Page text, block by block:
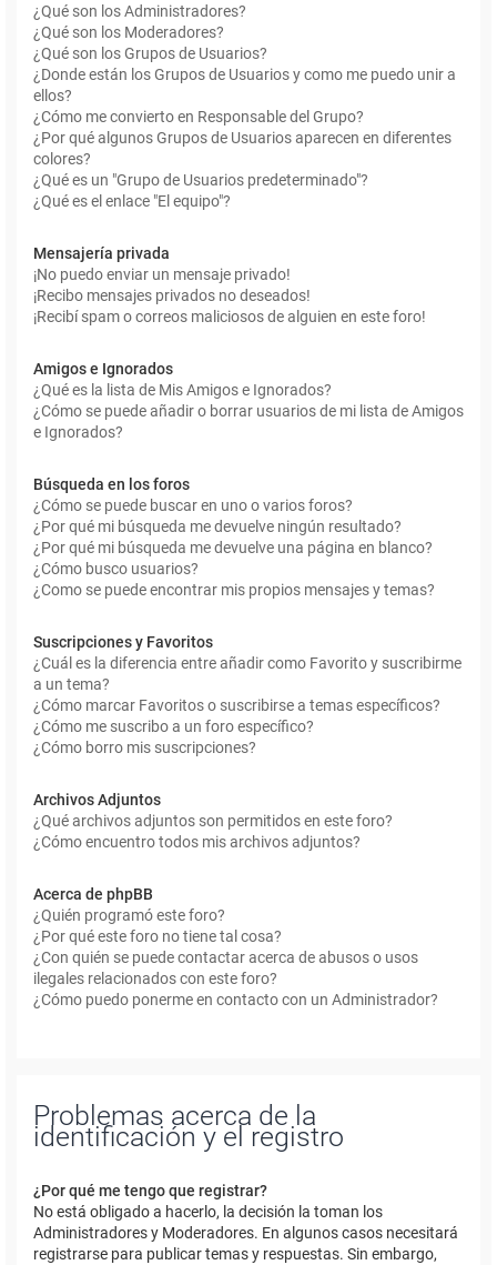
¿Qué son los Administradores?
¿Qué son los Moderadores?
¿Qué son los Grupos de Usuarios?
¿Donde están los Grupos de Usuarios y como me puedo unir a
ellos?
¿Cómo me convierto en Responsable del Grupo?
¿Por qué algunos Grupos de Usuarios aparecen en diferentes
colores?
¿Qué es un "Grupo de Usuarios predeterminado"?
¿Qué es el enlace "El equipo"?
Mensajería privada
¡No puedo enviar un mensaje privado!
¡Recibo mensajes privados no deseados!
¡Recibí spam o correos maliciosos de alguien en este foro!
Amigos e Ignorados
¿Qué es la lista de Mis Amigos e Ignorados?
¿Cómo se puede añadir o borrar usuarios de mi lista de Amigos
e Ignorados?
Búsqueda en los foros
¿Cómo se puede buscar en uno o varios foros?
¿Por qué mi búsqueda me devuelve ningún resultado?
¿Por qué mi búsqueda me devuelve una página en blanco?
¿Cómo busco usuarios?
¿Como se puede encontrar mis propios mensajes y temas?
Suscripciones y Favoritos
¿Cuál es la diferencia entre añadir como Favorito y suscribirme
a un tema?
¿Cómo marcar Favoritos o suscribirse a temas específicos?
¿Cómo me suscribo a un foro específico?
¿Cómo borro mis suscripciones?
Archivos Adjuntos
¿Qué archivos adjuntos son permitidos en este foro?
¿Cómo encuentro todos mis archivos adjuntos?
Acerca de phpBB
¿Quién programó este foro?
¿Por qué este foro no tiene tal cosa?
¿Con quién se puede contactar acerca de abusos o usos
ilegales relacionados con este foro?
¿Cómo puedo ponerme en contacto con un Administrador?
Problemas acerca de la
identificación y el registro
¿Por qué me tengo que registrar?
No está obligado a hacerlo, la decisión la toman los
Administradores y Moderadores. En algunos casos necesitará
registrarse para publicar temas y respuestas. Sin embargo,